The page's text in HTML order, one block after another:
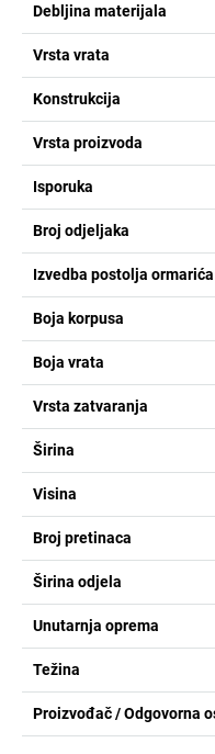
Debljina materijala
Vrsta vrata
Konstrukcija
Vrsta proizvoda
Isporuka
Broj odjeljaka
Izvedba postolja ormarića
Boja korpusa
Boja vrata
Vrsta zatvaranja
Širina
Visina
Broj pretinaca
Širina odjela
Unutarnja oprema
Težina
Proizvođač / Odgovorna